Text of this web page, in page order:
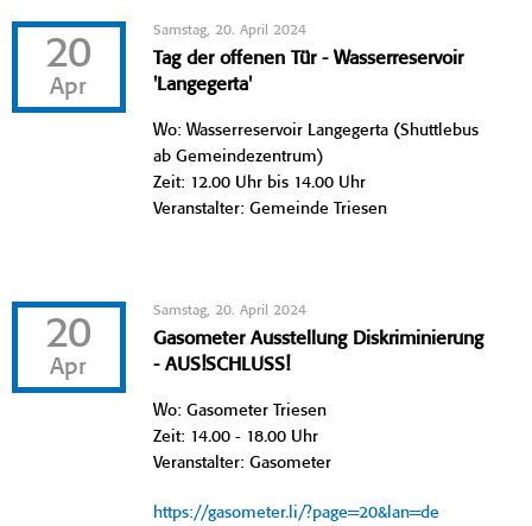
20
Apr
Samstag, 20. April 2024
Tag der offenen Tür - Wasserreservoir
'Langegerta'
Wo: Wasserreservoir Langegerta (Shuttlebus
ab Gemeindezentrum)
Zeit: 12.00 Uhr bis 14.00 Uhr
Veranstalter: Gemeinde Triesen
20
Apr
Samstag, 20. April 2024
Gasometer Ausstellung Diskriminierung
- AUS!SCHLUSS!
Wo: Gasometer Triesen
Zeit: 14.00 - 18.00 Uhr
Veranstalter: Gasometer
https://gasometer.li/?page=20&lan=de